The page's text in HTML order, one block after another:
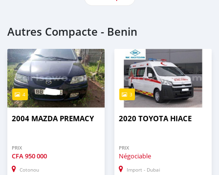
Autres Compacte - Benin
4
2004 MAZDA PREMACY
PRIX
CFA950 000
Cotonou
3
2020 TOYOTA HIACE
PRIX
Négociable
Import - Dubai